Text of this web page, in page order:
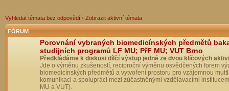
Vyhledat témata bez odpovědí • Zobrazit aktivní témata
FÓRUM
Porovnání vybraných biomedicínských předmětů
studijních programů LF MU; PřF MU; VUT Brno
Předkládáme k diskusi dílčí výstup jedné ze dvou klíčových
Jde o výměnu zkušeností, reciproční výměnu osvědčených forem
biomedicínských předmětů a vytvoření prostoru pro vzájemnou
komunikaci a spolupráci mezi zúčastněnými vzdělávacími
MU a VUT).